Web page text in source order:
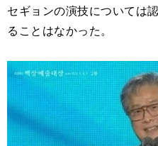
セギョンの演技については
ることはなかった。